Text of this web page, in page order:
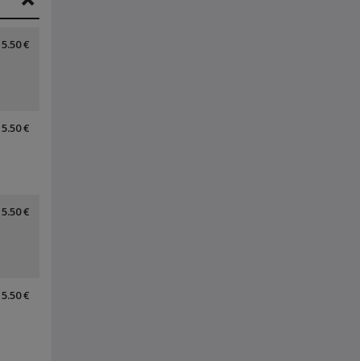
5.50 €
5.50 €
5.50 €
5.50 €